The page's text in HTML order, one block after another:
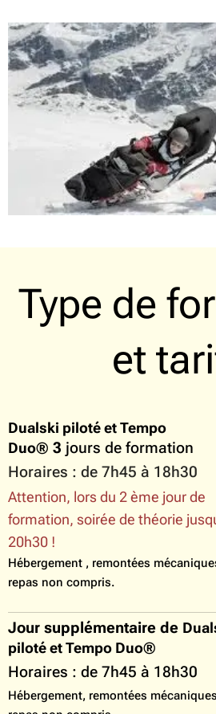
Type de
et
Dualski piloté et Tempo
Duo® 3 jours de formation
Horaires : de 7h45 à 18h30
Attention, lors du 2 ème jour de
formation, soirée de théorie
20h30 !
Hébergement , remontées
repas non compris.
Jour supplémentaire de
piloté et Tempo Duo®
Horaires : de 7h45 à 18h30
Hébergement, remontées